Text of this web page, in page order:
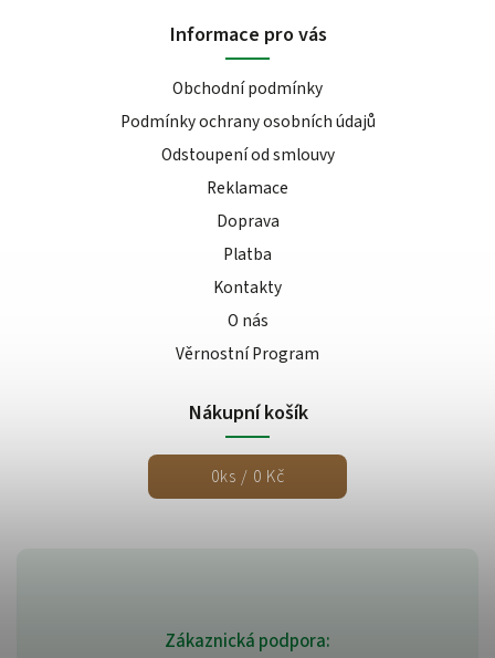
Zákaznická podpora:
Informace pro vás
Obchodní podmínky
Podmínky ochrany osobních údajů
Odstoupení od smlouvy
Reklamace
Doprava
Platba
Kontakty
O nás
Věrnostní Program
Nákupní košík
0ks / 0 Kč